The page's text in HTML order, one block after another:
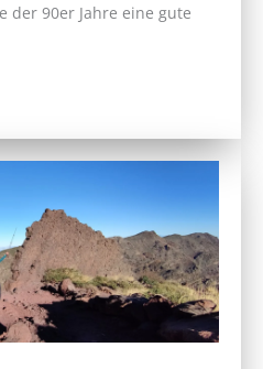
der 90er Jahre eine gute